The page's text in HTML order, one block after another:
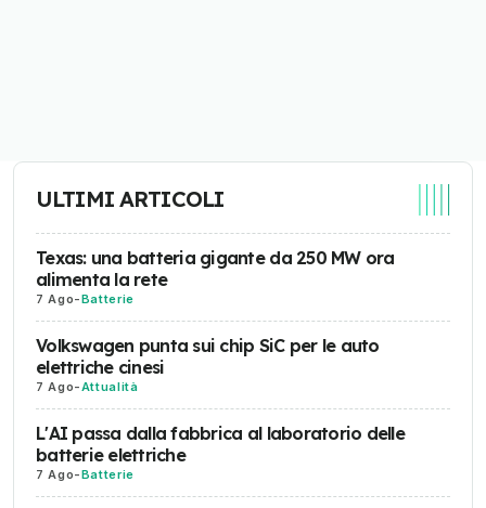
ULTIMI ARTICOLI
Texas: una batteria gigante da 250 MW ora
alimenta la rete
7 Ago-Batterie
Volkswagen punta sui chip SiC per le auto
elettriche cinesi
7 Ago-Attualità
L'AI passa dalla fabbrica al laboratorio delle
batterie elettriche
7 Ago-Batterie